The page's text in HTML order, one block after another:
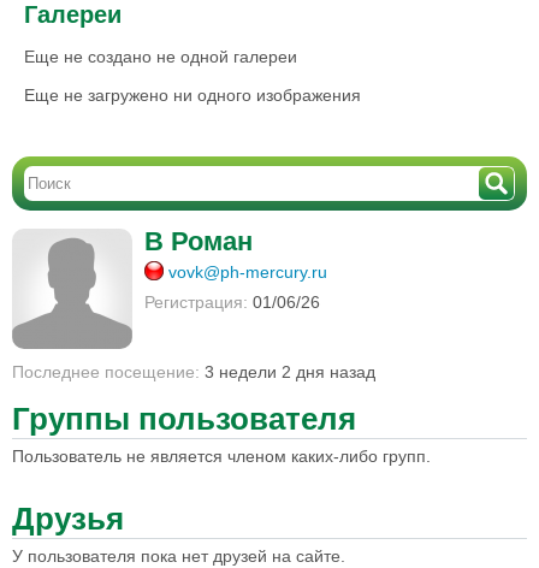
Галереи
Еще не создано не одной галереи
Еще не загружено ни одного изображения
В Роман
vovk@ph-mercury.ru
Регистрация: 01/06/26
Последнее посещение: 3 недели 2 дня назад
Группы пользователя
Пользователь не является членом каких-либо групп.
Друзья
У пользователя пока нет друзей на сайте.